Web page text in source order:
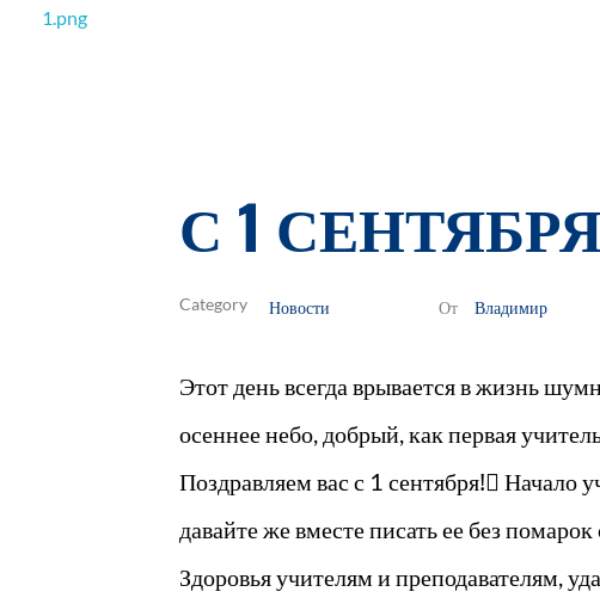
С 1
От Владимир
Новости
Этот день всегда врывается в жизнь
осеннее небо, добрый, как первая
Поздравляем вас с 1 сентября!⃣ Начало
давайте же вместе писать ее без
Здоровья учителям и преподавателям,